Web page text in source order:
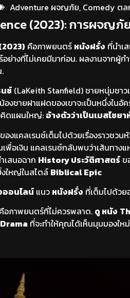
Adventure ผจญภัย, Comedy ตล
(2023): การผจญ
คือภาพยนตร์ หนังฝรั่ง ที่นำเ
ย่างที่ไม่เคยมีมาก่อน. ผลงานจากผู้ก
ซ์ (LaKeith Stanfield) ชายหนุ่มชา
องชายฝาแฝดของเขาจะเป็นหนึ่งในอั
คิดแผนใหญ่: อ้างตัวว่าเป็นเมสไซย
ของแคลเรนซ์เต็มไปด้วยเรื่องราวชวน
พื่อเงิน แคลเรนซ์กลับพบว่าเส้นทางแ
เสนอฉาก History ประวัติศาสตร์ ข
ใหญ่ในสไตล์ Biblical Epic
ออนไลน์ แนว หนังฝรั่ง ที่เต็มไปด้วย
คือภาพยนตร์ที่ไม่ควรพลาด. ดู หนัง
ที่จะทำให้คุณได้เห็นมุมมองให